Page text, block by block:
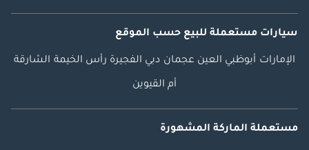
سيارات مستعملة للبيع حسب الموقع
الإمارات أبوظبي العين عجمان دبي الفجيرة رأس الخيمة الشارقة
أم القيوين
مستعملة الماركة المشهورة